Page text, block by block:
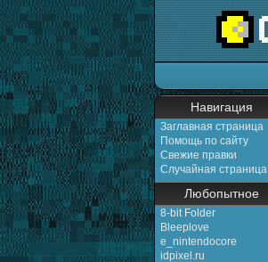
Навигация
Заглавная страница
Помощь по сайту
Свежие правки
Случайная страница
Любопытное
8-bit Folder
Bleeplove
e_nintendocore
idpixel.ru